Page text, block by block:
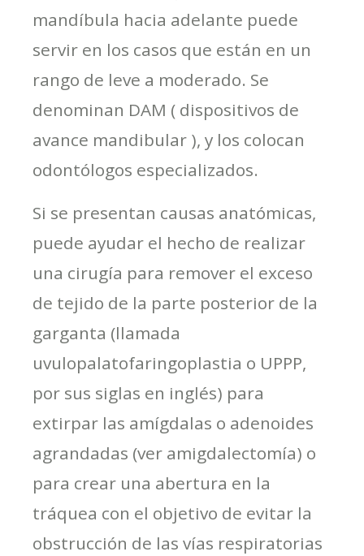
mandíbula hacia adelante puede
servir en los casos que están en un
rango de leve a moderado. Se
denominan DAM ( dispositivos de
avance mandibular ), y los colocan
odontólogos especializados.
Si se presentan causas anatómicas,
puede ayudar el hecho de realizar
una cirugía para remover el exceso
de tejido de la parte posterior de la
garganta (llamada
uvulopalatofaringoplastia o UPPP,
por sus siglas en inglés) para
extirpar las amígdalas o adenoides
agrandadas (ver amigdalectomía) o
para crear una abertura en la
tráquea con el objetivo de evitar la
obstrucción de las vías respiratorias